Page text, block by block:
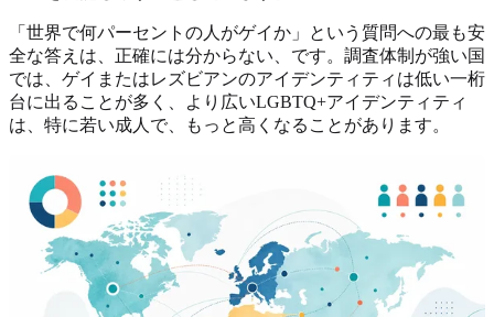
「世界で何パーセントの人がゲイか」という質問への最も安
全な答えは、正確には分からない、です。調査体制が強い国
では、ゲイまたはレズビアンのアイデンティティは低い一桁
台に出ることが多く、より広いLGBTQ+アイデンティティ
は、特に若い成人で、もっと高くなることがあります。